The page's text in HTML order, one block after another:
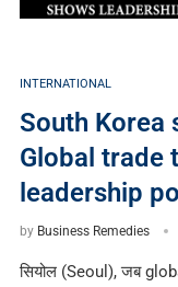
INTERNATIONAL
South Korea
Global trade
leadership
by Business Remedies
सियोल (Seoul), जब